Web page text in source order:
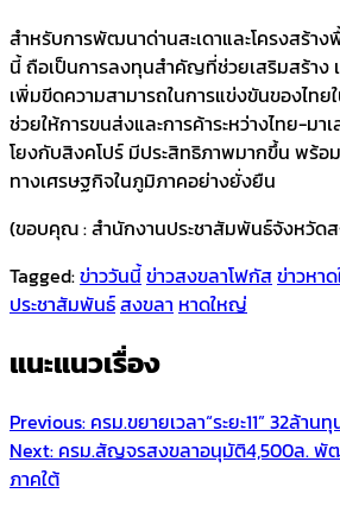
สำหรับการพัฒนาด่านสะเดาและโครงสร้า
นี้ ถือเป็นการลงทุนสำคัญที่ช่วยเสริมสร้าง
เพิ่มขีดความสามารถในการแข่งขันของไทย
ช่วยให้การขนส่งและการค้าระหว่างไทย-มา
โยงกับสิงคโปร์ มีประสิทธิภาพมากขึ้น พร้อ
ทางเศรษฐกิจในภูมิภาคอย่างยั่งยืน
(ขอบคุณ : สำนักงานประชาสัมพันธ์จังหวัด
Tagged:ข่าววันนี้ข่าวสงขลาโฟกัสข่าวหา
ประชาสัมพันธ์สงขลา หาดใหญ่
แนะแนวเรื่อง
Previous: ครม.ขยายเวลา“ระยะ11” 32ล้า
Next: ครม.สัญจรสงขลาอนุมัติ4,500ล. พั
ภาคใต้